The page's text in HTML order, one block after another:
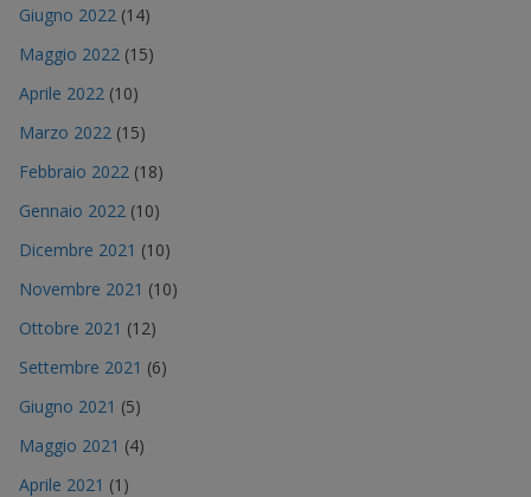
Giugno 2022 (14)
Maggio 2022 (15)
Aprile 2022 (10)
Marzo 2022 (15)
Febbraio 2022 (18)
Gennaio 2022 (10)
Dicembre 2021 (10)
Novembre 2021 (10)
Ottobre 2021 (12)
Settembre 2021 (6)
Giugno 2021 (5)
Maggio 2021 (4)
Aprile 2021 (1)